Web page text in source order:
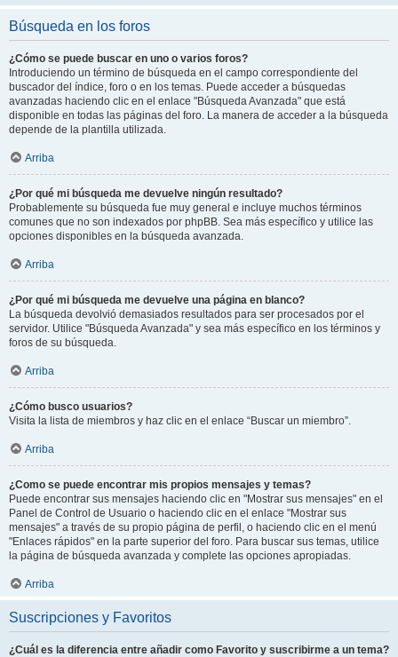
Búsqueda en los foros
¿Cómo se puede buscar en uno o varios foros?
Introduciendo un término de búsqueda en el campo correspondiente del
buscador del índice, foro o en los temas. Puede acceder a búsquedas
avanzadas haciendo clic en el enlace "Búsqueda Avanzada" que está
disponible en todas las páginas del foro. La manera de acceder a la búsqueda
depende de la plantilla utilizada.
Arriba
¿Por qué mi búsqueda me devuelve ningún resultado?
Probablemente su búsqueda fue muy general e incluye muchos términos
comunes que no son indexados por phpBB. Sea más específico y utilice las
opciones disponibles en la búsqueda avanzada.
Arriba
¿Por qué mi búsqueda me devuelve una página en blanco?
La búsqueda devolvió demasiados resultados para ser procesados por el
servidor. Utilice "Búsqueda Avanzada" y sea más específico en los términos y
foros de su búsqueda.
Arriba
¿Cómo busco usuarios?
Visita la lista de miembros y haz clic en el enlace “Buscar un miembro”.
Arriba
¿Como se puede encontrar mis propios mensajes y temas?
Puede encontrar sus mensajes haciendo clic en "Mostrar sus mensajes" en el
Panel de Control de Usuario o haciendo clic en el enlace "Mostrar sus
mensajes" a través de su propio página de perfil, o haciendo clic en el menú
"Enlaces rápidos" en la parte superior del foro. Para buscar sus temas, utilice
la página de búsqueda avanzada y complete las opciones apropiadas.
Arriba
Suscripciones y Favoritos
¿Cuál es la diferencia entre añadir como Favorito y suscribirme a un tema?